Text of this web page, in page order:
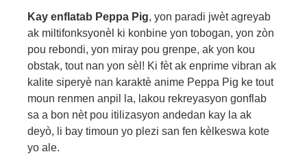
Kay enflatab Peppa Pig, yon paradi jwèt agreyab
ak miltifonksyonèl ki konbine yon tobogan, yon zòn
pou rebondi, yon miray pou grenpe, ak yon kou
obstak, tout nan yon sèl! Ki fèt ak enprime vibran ak
kalite siperyè nan karaktè anime Peppa Pig ke tout
moun renmen anpil la, lakou rekreyasyon gonflab
sa a bon nèt pou itilizasyon andedan kay la ak
deyò, li bay timoun yo plezi san fen kèlkeswa kote
yo ale.